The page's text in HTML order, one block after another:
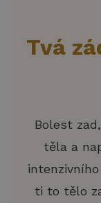
Tvá
Bolest
těla a
ti to tělo